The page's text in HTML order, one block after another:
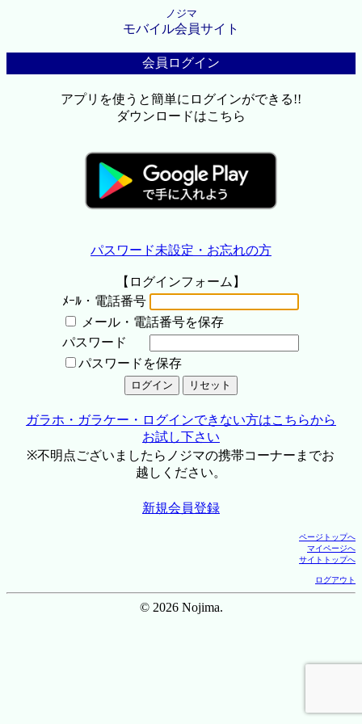
ノジマ
モバイル会員サイト
会員ログイン
アプリを使うと簡単にログインができる!!
ダウンロードはこちら
パスワード未設定・お忘れの方
【ログインフォーム】
ﾒｰﾙ・電話番号
メール・電話番号を保存
パスワード
パスワードを保存
ガラホ・ガラケー・ログインできない方はこちらから
お試し下さい
※不明点ございましたらノジマの携帯コーナーまでお
越しください。
新規会員登録
ページトップへ
マイページへ
サイトトップへ
ログアウト
© 2026 Nojima.